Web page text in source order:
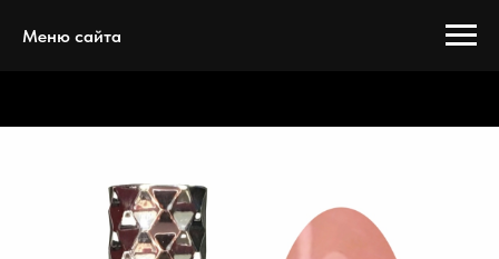
Меню сайта